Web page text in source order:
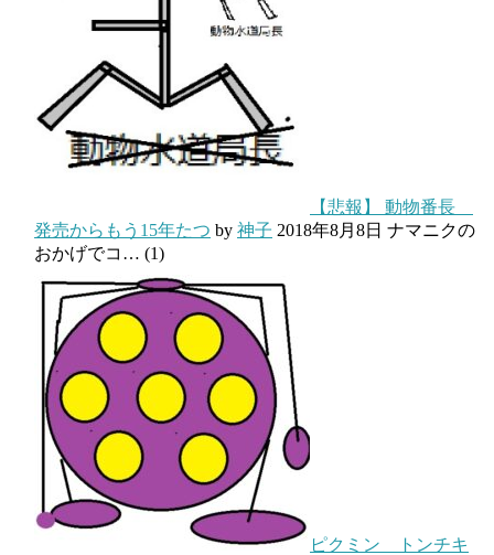
【悲報】 動物番長
発売からもう15年たつ by 神子 2018年8月8日 ナマニクの
おかげでコ… (1)
ピクミン トンチキ